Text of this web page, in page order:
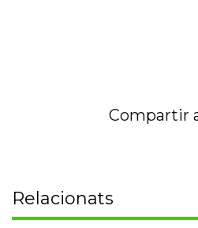
Compartir
Relacionats